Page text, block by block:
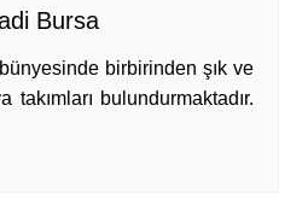
Bursa
birbirinden şık ve
bulundurmaktadır.